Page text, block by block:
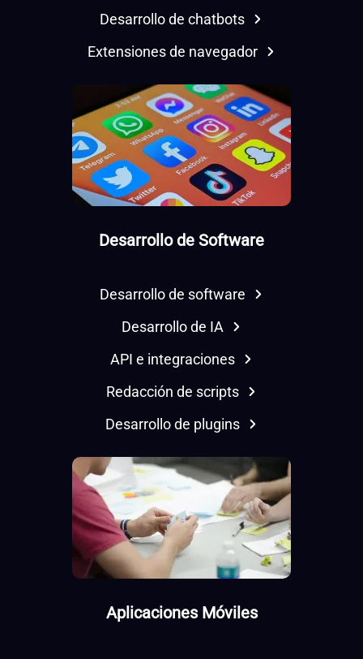
Desarrollo de chatbots
Extensiones de navegador
Desarrollo de Software
Desarrollo de software
Desarrollo de IA
API e integraciones
Redacción de scripts
Desarrollo de plugins
Aplicaciones Móviles